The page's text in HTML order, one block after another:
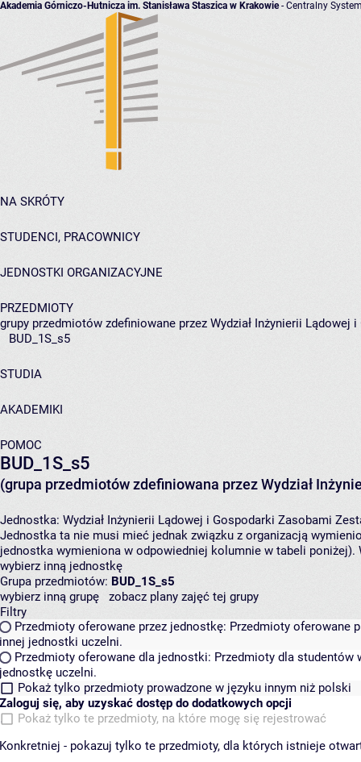
Akademia Górniczo-Hutnicza im. Stanisława Staszica w Krakowie- Centralny
NA SKRÓTY
STUDENCI, PRACOWNICY
JEDNOSTKI ORGANIZACYJNE
PRZEDMIOTY
grupy przedmiotów zdefiniowane przez Wydział Inżynierii Lądowej
BUD_1S_s5
STUDIA
AKADEMIKI
POMOC
BUD_1S_s5
(grupa przedmiotów zdefiniowana przez Wydział
Jednostka: Wydział Inżynierii Lądowej i Gospodarki Zasobami
Jednostka ta nie musi mieć jednak związku z organizacją
jednostka wymieniona w odpowiedniej kolumnie w tabeli
wybierz inną jednostkę
Grupa przedmiotów: BUD_1S_s5
wybierz inną grupę
zobacz plany zajęć tej grupy
Filtry
Przedmioty oferowane przez jednostkę: Przedmioty oferowane
innej jednostki uczelni.
Przedmioty oferowane dla jednostki: Przedmioty dla studentów
jednostkę uczelni.
Pokaż tylko przedmioty prowadzone w języku innym niż polski
Zaloguj się, aby uzyskać dostęp do dodatkowych opcji
Pokaż tylko te przedmioty, na które mogę się rejestrować
Konkretniej - pokazuj tylko te przedmioty, dla których istnieje